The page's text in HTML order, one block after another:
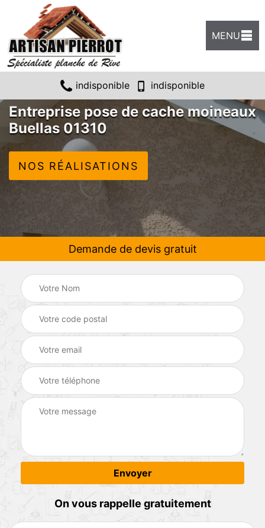
MENU
indisponible indisponible
Entreprise pose de cache moineaux
Buellas 01310
NOS RÉALISATIONS
Demande de devis gratuit
On vous rappelle gratuitement